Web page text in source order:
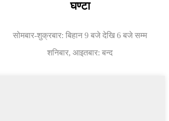
घण्टा
सोमबार-शुक्रबार: बिहान 9 बजे देखि 6 बजे सम्म
शनिबार, आइतबार: बन्द